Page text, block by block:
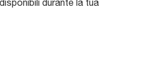
durante la tua